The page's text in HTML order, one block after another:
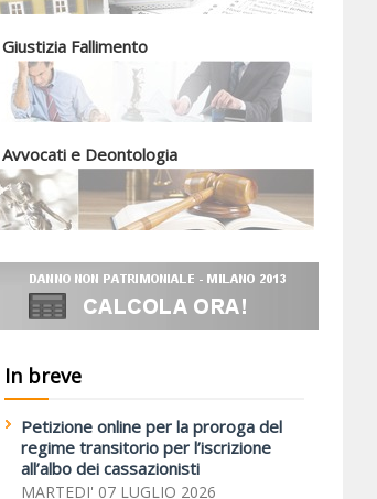
Giustizia Fallimento
Avvocati e Deontologia
In breve
Petizione online per la proroga del
regime transitorio per l’iscrizione
all’albo dei cassazionisti
MARTEDI' 07 LUGLIO 2026